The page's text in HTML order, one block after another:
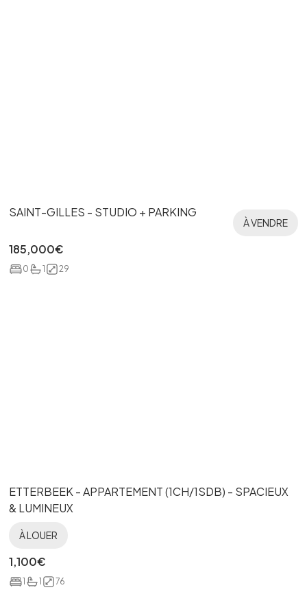
SAINT-GILLES - STUDIO + PARKING
À VENDRE
185,000€
0 1 29
ETTERBEEK - APPARTEMENT (1CH/1SDB) - SPACIEUX
& LUMINEUX
À LOUER
1,100€
1 1 76